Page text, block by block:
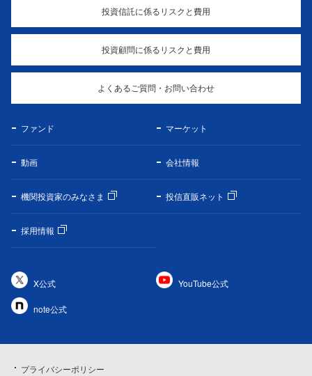
投資信託に係るリスクと費用
投資顧問に係るリスクと費用
よくあるご質問・お問い合わせ
ファンド マーケット
動画 会社情報
機関投資家のみなさま 投信直販ネット
採用情報
X公式 YouTube公式
note公式
プライバシーポリシー